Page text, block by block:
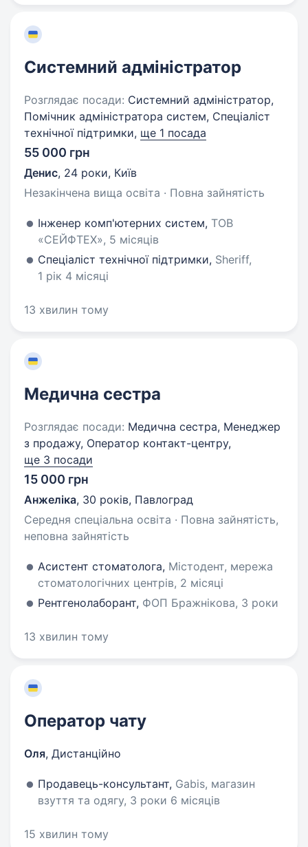
Системний адміністратор
Розглядає посади: Системний адміністратор,
Помічник адміністратора систем, Спеціаліст
технічної підтримки, ще 1 посада
55 000 грн
Денис, 24 роки, Київ
Незакінчена вища освіта · Повна зайнятість
Інженер комп'ютерних систем, ТОВ
«СЕЙФТЕХ», 5 місяців
Спеціаліст технічної підтримки, Sheriff,
1 рік 4 місяці
13 хвилин тому
Медична сестра
Розглядає посади: Медична сестра, Менеджер
з продажу, Оператор контакт-центру,
ще 3 посади
15 000 грн
Анжеліка, 30 років, Павлоград
Середня спеціальна освіта · Повна зайнятість,
неповна зайнятість
Асистент стоматолога, Містодент, мережа
стоматологічних центрів, 2 місяці
Рентгенолаборант, ФОП Бражнікова, 3 роки
13 хвилин тому
Оператор чату
Оля, Дистанційно
Продавець-консультант, Gabis, магазин
взуття та одягу, 3 роки 6 місяців
15 хвилин тому